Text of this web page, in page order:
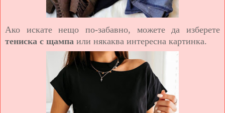
Ако искате нещо по-забавно, можете да изберете
тениска с щампа или някаква интересна картинка.